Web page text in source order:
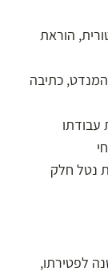
הוראת
כתיבה
עבודתו
נטל חלק
שנים להולדתו של ש"ד גויטיין ו-40 שנה לפטירתו,